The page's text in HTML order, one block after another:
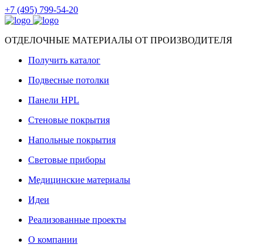
+7 (495) 799-54-20
ОТДЕЛОЧНЫЕ МАТЕРИАЛЫ ОТ ПРОИЗВОДИТЕЛЯ
Получить каталог
Подвесные потолки
Панели HPL
Стеновые покрытия
Напольные покрытия
Световые приборы
Медицинские материалы
Идеи
Реализованные проекты
О компании